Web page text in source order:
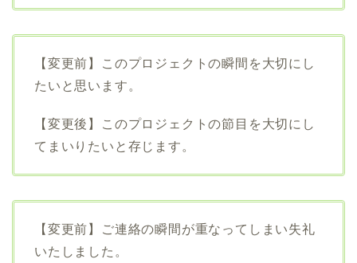
【変更前】このプロジェクトの瞬間を大切にし
たいと思います。
【変更後】このプロジェクトの節目を大切にし
てまいりたいと存じます。
【変更前】ご連絡の瞬間が重なってしまい失礼
いたしました。